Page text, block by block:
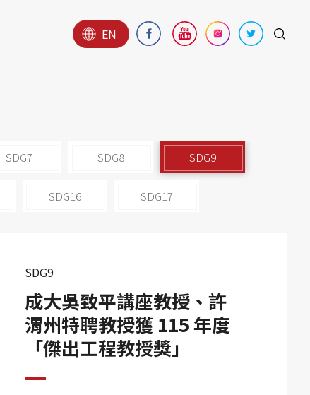
EN
SDG7 SDG8 SDG9
SDG16 SDG17
SDG9
成大吳致平講座教授、許
渭州特聘教授獲 115 年度
「傑出工程教授獎」